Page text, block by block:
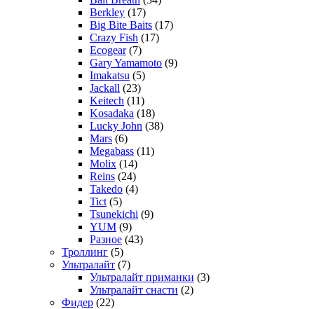
Berkley (17)
Big Bite Baits (17)
Crazy Fish (17)
Ecogear(7)
Gary Yamamoto (9)
Imakatsu (5)
Jackall (23)
Keitech (11)
Kosadaka (18)
Lucky John (38)
Mars (6)
Megabass (11)
Molix (14)
Reins (24)
Takedo (4)
Tict (5)
Tsunekichi (9)
YUM (9)
Разное (43)
Троллинг (5)
Ультралайт (7)
Ультралайт приманки (3)
Ультралайт снасти (2)
Фидер (22)